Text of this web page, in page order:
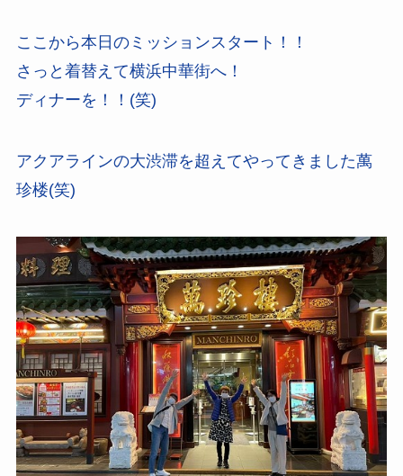
ここから本日のミッションスタート！！
さっと着替えて横浜中華街へ！
ディナーを！！(笑)
アクアラインの大渋滞を超えてやってきました萬
珍楼(笑)